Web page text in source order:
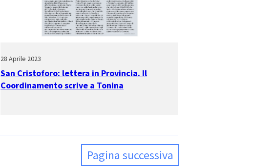
28 Aprile 2023
San Cristoforo: lettera in Provincia. Il
Coordinamento scrive a Tonina
Pagina successiva